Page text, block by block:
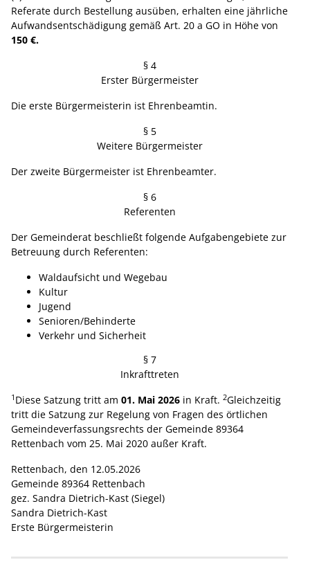
Referate durch Bestellung ausüben, erhalten eine jährliche
Aufwandsentschädigung gemäß Art. 20 a GO in Höhe von
150 €.
§ 4
Erster Bürgermeister
Die erste Bürgermeisterin ist Ehrenbeamtin.
§ 5
Weitere Bürgermeister
Der zweite Bürgermeister ist Ehrenbeamter.
§ 6
Referenten
Der Gemeinderat beschließt folgende Aufgabengebiete zur
Betreuung durch Referenten:
Waldaufsicht und Wegebau
Kultur
Jugend
Senioren/Behinderte
Verkehr und Sicherheit
§ 7
Inkrafttreten
1 Diese Satzung tritt am 01. Mai 2026 in Kraft. 2Gleichzeitig
tritt die Satzung zur Regelung von Fragen des örtlichen
Gemeindeverfassungsrechts der Gemeinde 89364
Rettenbach vom 25. Mai 2020 außer Kraft.
Rettenbach, den 12.05.2026
Gemeinde 89364 Rettenbach
gez. Sandra Dietrich-Kast (Siegel)
Sandra Dietrich-Kast
Erste Bürgermeisterin